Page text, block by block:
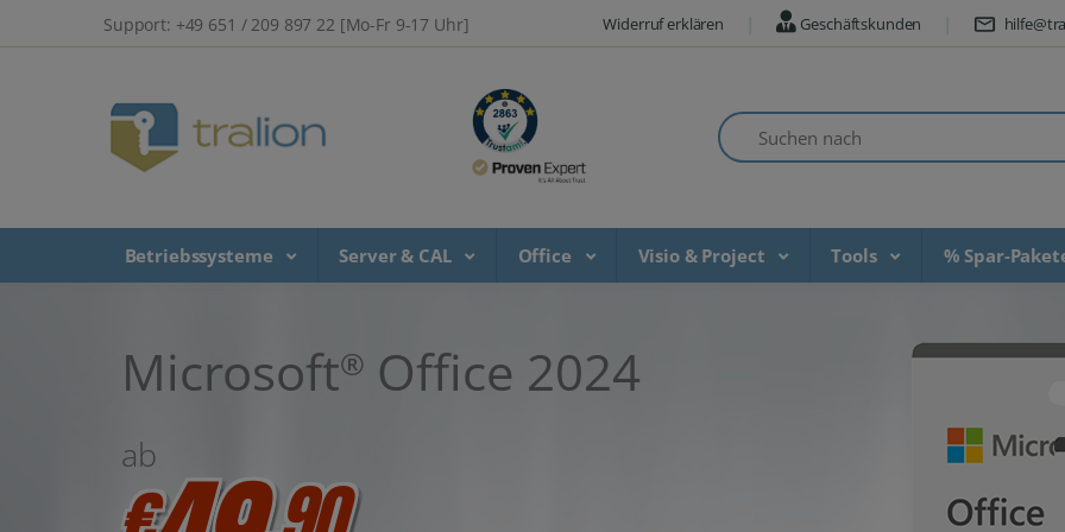
Support: +49 651 / 209 897 22 [Mo-Fr 9-17 Uhr] Widerruf erklären Geschäftskunden
Suchen nach
Betriebssysteme Server & CAL Office Visio & Project Tools % Spar-
Microsoft® Office 2024
ab